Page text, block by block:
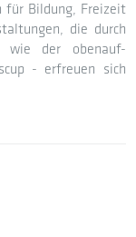
für Bildung, Freizeit
die durch
wie der obenauf-
- erfreuen sich